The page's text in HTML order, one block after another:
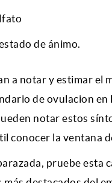
de ánimo.
a notar y estimar
de ovulacion en
notar estos
conocer la
pruebe esta